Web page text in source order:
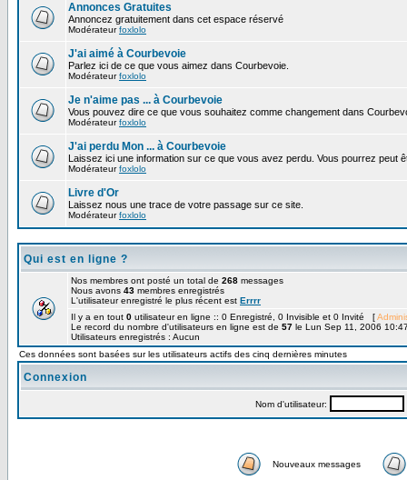
Annonces Gratuites
Annoncez gratuitement dans cet espace réservé
Modérateurfoxlolo
J'ai aimé à Courbevoie
Parlez ici de ce que vous aimez dans Courbevoie.
Modérateurfoxlolo
Je n'aime pas ... à Courbevoie
Vous pouvez dire ce que vous souhaitez comme changement dans
Modérateurfoxlolo
J'ai perdu Mon ... à Courbevoie
Laissez ici une information sur ce que vous avez perdu. Vous pourrez peut
Modérateurfoxlolo
Livre d'Or
Laissez nous une trace de votre passage sur ce site.
Modérateurfoxlolo
Qui est en ligne ?
Nos membres ont posté un total de 268 messages
Nous avons 43 membres enregistrés
L'utilisateur enregistré le plus récent est Errrr
Il y a en tout 0 utilisateur en ligne :: 0 Enregistré, 0 Invisible et 0 Invité [
Le record du nombre d'utilisateurs en ligne est de 57 le Lun Sep 11, 2006
Utilisateurs enregistrés : Aucun
Ces données sont basées sur les utilisateurs actifs des cinq dernières minutes
Connexion
Nom d'utilisateur:
Nouveaux messages